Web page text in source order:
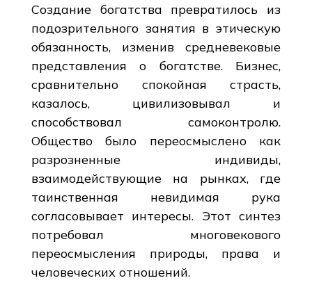
Создание богатства превратилось из
подозрительного занятия в этическую
обязанность, изменив средневековые
представления о богатстве. Бизнес,
сравнительно спокойная страсть,
казалось, цивилизовывал и
способствовал самоконтролю.
Общество было переосмыслено как
разрозненные индивиды,
взаимодействующие на рынках, где
таинственная невидимая рука
согласовывает интересы. Этот синтез
потребовал многовекового
переосмысления природы, права и
человеческих отношений.